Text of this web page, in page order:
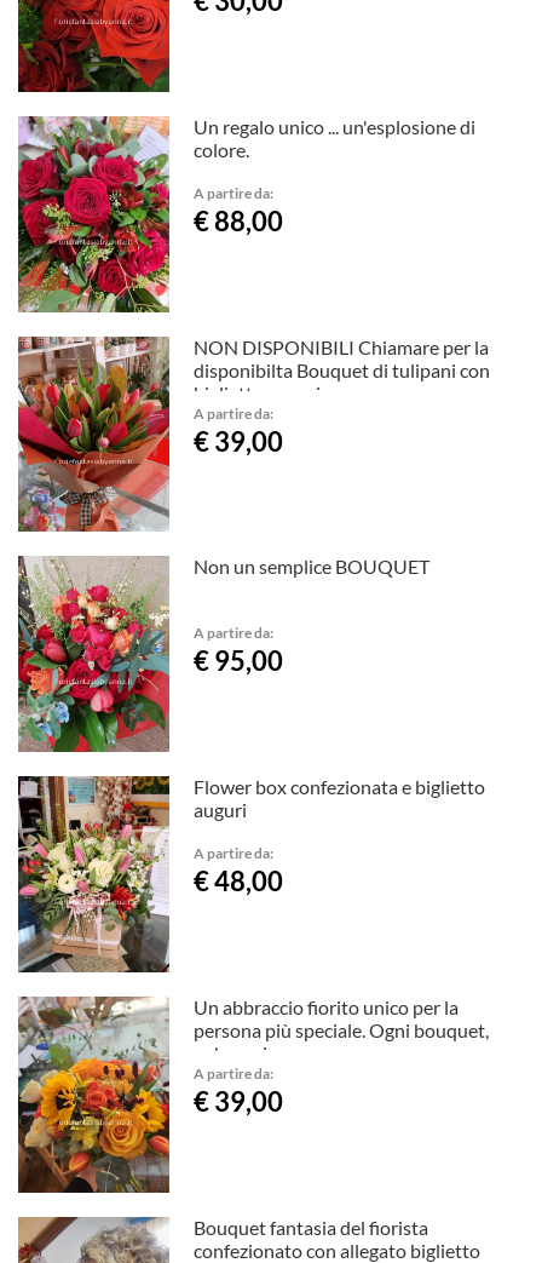
Un regalo unico ... un'esplosione di
colore.
A partire da:
€ 88,00
NON DISPONIBILI Chiamare per la
disponibilta Bouquet di tulipani con
biglietto auguri.
A partire da:
€ 39,00
Non un semplice BOUQUET
A partire da:
€ 95,00
Flower box confezionata e biglietto
auguri
A partire da:
€ 48,00
Un abbraccio fiorito unico per la
persona più speciale. Ogni bouquet,
un'emozione
A partire da:
€ 39,00
Bouquet fantasia del fiorista
confezionato con allegato biglietto